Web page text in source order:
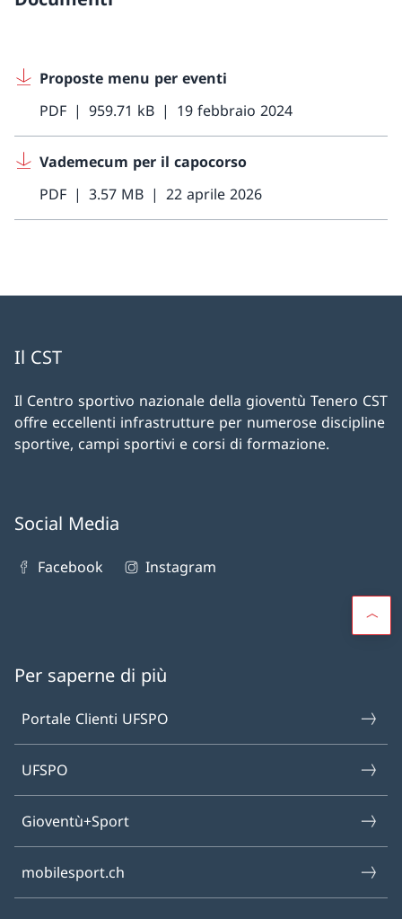
Proposte menu per eventi
PDF
959.71 kB 19 febbraio 2024
Vademecum per il capocorso
PDF
3.57 MB 22 aprile 2026
Il CST
Il Centro sportivo nazionale della gioventù Tenero CST
offre eccellenti infrastrutture per numerose discipline
sportive, campi sportivi e corsi di formazione.
Social Media
Facebook Instagram
Per saperne di più
Portale Clienti UFSPO
UFSPO
Gioventù+Sport
mobilesport.ch